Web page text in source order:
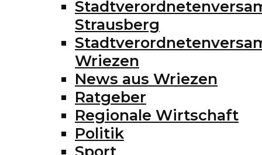
Strausberg
Wriezen
News aus Wriezen
Ratgeber
Regionale Wirtschaft
Politik
Sport